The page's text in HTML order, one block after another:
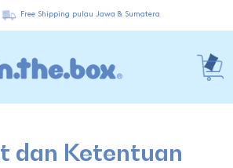
Free Shipping pulau Jawa & Sumatera
dan Ketentuan